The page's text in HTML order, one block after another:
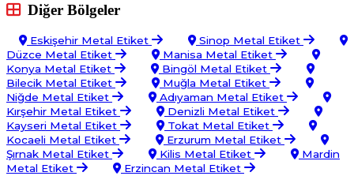
Diğer Bölgeler
Eskişehir Metal Etiket
Sinop Metal Etiket
Düzce Metal Etiket
Manisa Metal Etiket
Konya Metal Etiket
Bingöl Metal Etiket
Bilecik Metal Etiket
Muğla Metal Etiket
Niğde Metal Etiket
Adıyaman Metal Etiket
Kırşehir Metal Etiket
Denizli Metal Etiket
Kayseri Metal Etiket
Tokat Metal Etiket
Kocaeli Metal Etiket
Erzurum Metal Etiket
Şırnak Metal Etiket
Kilis Metal Etiket
Mardin
Metal Etiket
Erzincan Metal Etiket